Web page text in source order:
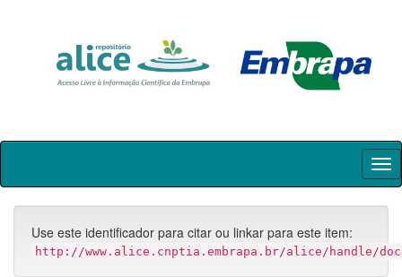
Skip
Use este identificador para citar ou linkar para este item:
http://www.alice.cnptia.embrapa.br/alice/handle/